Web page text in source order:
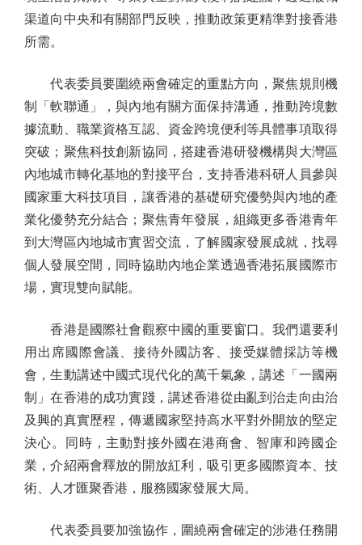
渠道向中央和有關部門反映，推動政策更精準對接香港
所需。
代表委員要圍繞兩會確定的重點方向，聚焦規則機
制「軟聯通」，與內地有關方面保持溝通，推動跨境數
據流動、職業資格互認、資金跨境便利等具體事項取得
突破；聚焦科技創新協同，搭建香港研發機構與大灣區
內地城市轉化基地的對接平台，支持香港科研人員參與
國家重大科技項目，讓香港的基礎研究優勢與內地的產
業化優勢充分結合；聚焦青年發展，組織更多香港青年
到大灣區內地城市實習交流，了解國家發展成就，找尋
個人發展空間，同時協助內地企業透過香港拓展國際市
場，實現雙向賦能。
香港是國際社會觀察中國的重要窗口。我們還要利
用出席國際會議、接待外國訪客、接受媒體採訪等機
會，生動講述中國式現代化的萬千氣象，講述「一國兩
制」在香港的成功實踐，講述香港從由亂到治走向由治
及興的真實歷程，傳遞國家堅持高水平對外開放的堅定
決心。同時，主動對接外國在港商會、智庫和跨國企
業，介紹兩會釋放的開放紅利，吸引更多國際資本、技
術、人才匯聚香港，服務國家發展大局。
代表委員要加強協作，圍繞兩會確定的涉港任務開